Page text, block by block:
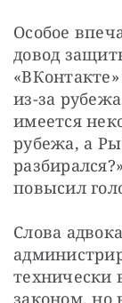
Особое
довод
из-за
имеется
рубежа, а
повысил
Слова
технически
законом, но